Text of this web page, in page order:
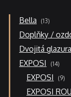
Bella 1313
produktů
Doplňky /
Dvojitá glazura
EXPOSI 1414
EXPOSI 99
EXPOSI